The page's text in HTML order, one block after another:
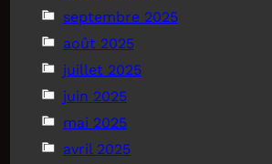
septembre 2025
août 2025
juillet 2025
juin 2025
mai 2025
avril 2025